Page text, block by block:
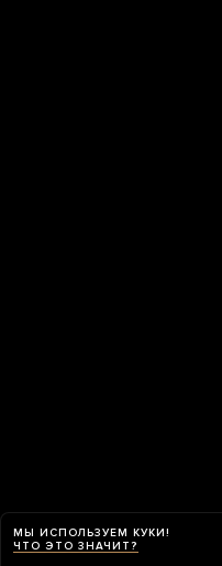
МЫ ИСПОЛЬЗУЕМ КУКИ!
ЧТО ЭТО ЗНАЧИТ?